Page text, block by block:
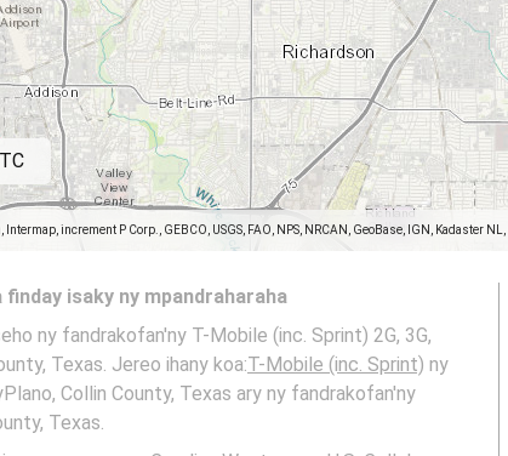
Intermap, increment P Corp., GEBCO, USGS, FAO, NPS, NRCAN, GeoBase, IGN,
isaky ny mpandraharaha
ny fandrakofan'ny T-Mobile (inc. Sprint) 2G, 3G,
Texas. Jereo ihany koa:T-Mobile (inc. Sprint) ny
Collin County, Texas ary ny fandrakofan'ny
Texas.